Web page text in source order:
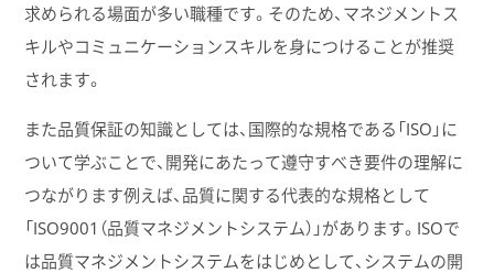
求められる場面が多い職種です。そのため、マネジメントス
キルやコミュニケーションスキルを身につけることが推奨
されます。
また品質保証の知識としては、国際的な規格である「ISO」に
ついて学ぶことで、開発にあたって遵守すべき要件の理解に
つながります例えば、品質に関する代表的な規格として
「ISO9001（品質マネジメントシステム）」があります。ISOで
は品質マネジメントシステムをはじめとして、システムの開